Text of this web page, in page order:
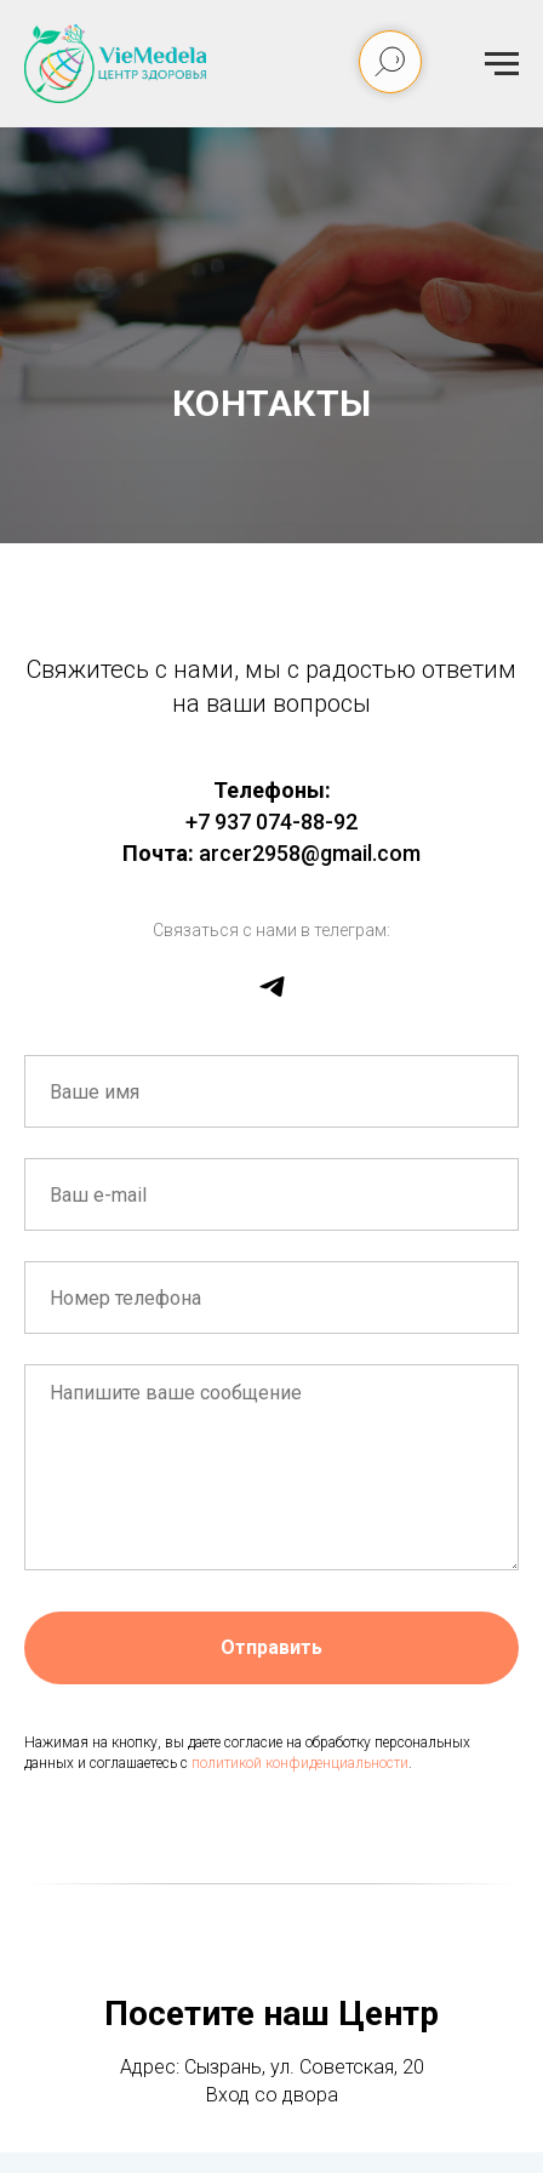
КОНТАКТЫ
Свяжитесь с нами, мы с радостью ответим
на ваши вопросы
Телефоны:
+7 937 074-88-92
Почта: arcer2958@gmail.com
Связаться с нами в телеграм:
Отправить
Нажимая на кнопку, вы даете согласие на обработку персональных
данных и соглашаетесь c политикой конфиденциальности
Посетите наш Центр
Адрес: Сызрань, ул. Советская, 20
Вход со двора